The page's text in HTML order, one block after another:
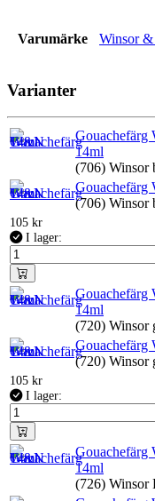
Varumärke Winsor
Varianter
Gouachefärg
14ml
(706) Winsor
Gouachefärg
(706) Winsor
105 kr
I lager:
Gouachefärg
14ml
(720) Winsor
Gouachefärg
(720) Winsor
105 kr
I lager:
Gouachefärg
14ml
(726) Winsor